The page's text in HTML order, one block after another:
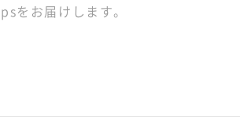
をお届けします。